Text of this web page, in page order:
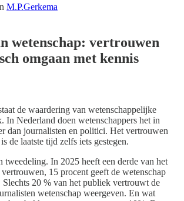
M.P.Gerkema
wetenschap: vertrouwen
omgaan met kennis
de waardering van wetenschappelijke
In Nederland doen wetenschappers het in
dan journalisten en politici. Het vertrouwen
de laatste tijd zelfs iets gestegen.
tweedeling. In 2025 heeft een derde van het
15 procent geeft de wetenschap
Slechts 20 % van het publiek vertrouwt de
wetenschap weergeven. En wat